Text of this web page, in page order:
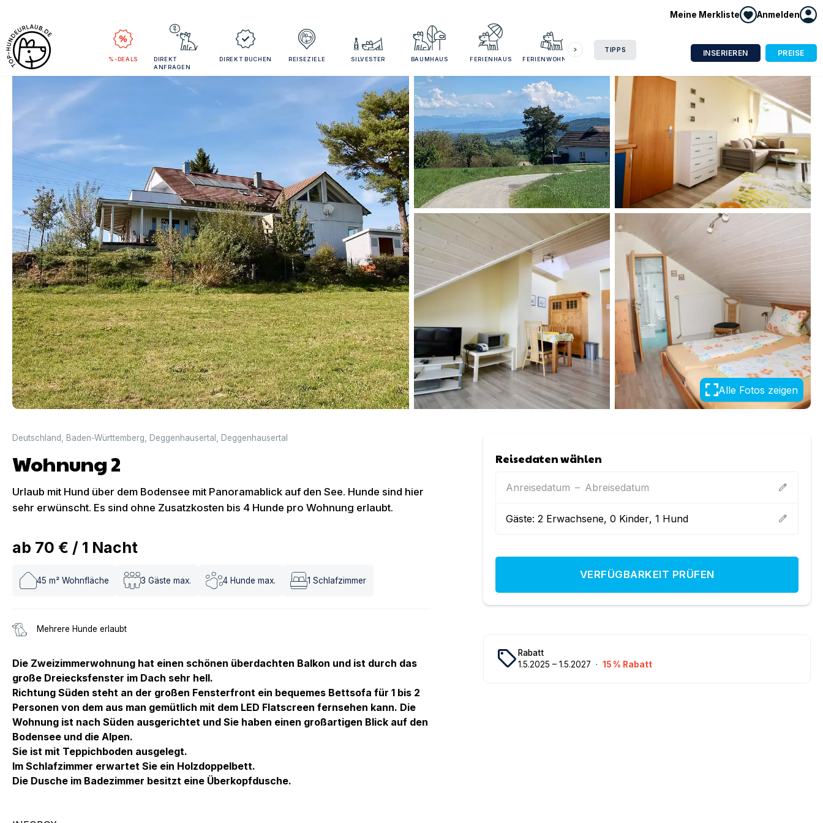
Meine Merkliste Anmelden
%-DEALS
DIREKT
ANFRAGEN
DIREKT BUCHEN REISEZIELE SILVESTER BAUMHAUS FERIENHAUS FERIENWOHNUNG
TIPPS INSERIEREN PREISE
Alle Fotos zeigen
Deutschland Baden-Württemberg Deggenhausertal Deggenhausertal
Wohnung 2
Urlaub mit Hund über dem Bodensee mit Panoramablick auf den See. Hunde sind hier
sehr erwünscht. Es sind ohne Zusatzkosten bis 4 Hunde pro Wohnung erlaubt.
ab 70 € / 1 Nacht
45 m² Wohnfläche 3 Gäste max. 4 Hunde max. 1 Schlafzimmer
Mehrere Hunde erlaubt
Die Zweizimmerwohnung hat einen schönen überdachten Balkon und ist durch das
große Dreiecksfenster im Dach sehr hell.
Richtung Süden steht an der großen Fensterfront ein bequemes Bettsofa für 1 bis 2
Personen von dem aus man gemütlich mit dem LED Flatscreen fernsehen kann. Die
Wohnung ist nach Süden ausgerichtet und Sie haben einen großartigen Blick auf den
Bodensee und die Alpen.
Sie ist mit Teppichboden ausgelegt.
Im Schlafzimmer erwartet Sie ein Holzdoppelbett.
Die Dusche im Badezimmer besitzt eine Überkopfdusche.
Reisedaten wählen
Anreisedatum – Abreisedatum edit
Gäste:2 Erwachsene,0 Kinder,1 Hund edit
VERFÜGBARKEIT PRÜFEN
local_offerRabatt
1.5.2025 – 1.5.2027 · 15% Rabatt